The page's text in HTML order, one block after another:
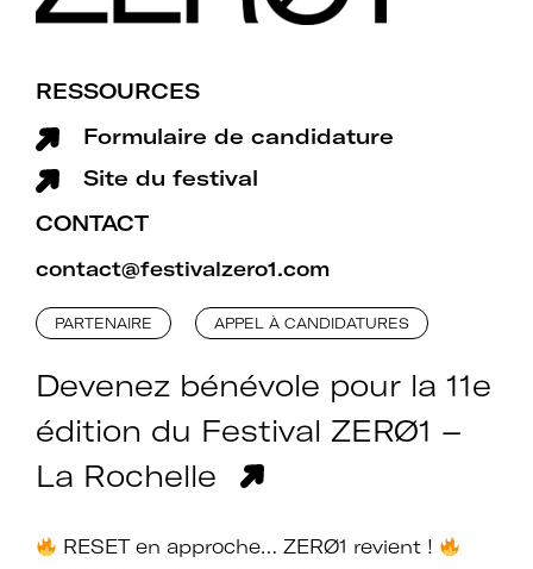
RESSOURCES
Formulaire de candidature
Site du festival
CONTACT
contact@festivalzero1.com
PARTENAIRE APPEL À CANDIDATURES
Devenez bénévole pour la 11e
édition du Festival ZERØ1 –
La Rochelle
RESET en approche… ZERØ1 revient !